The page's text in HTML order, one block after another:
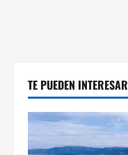
TE PUEDEN INTERESAR